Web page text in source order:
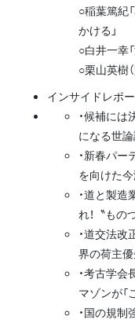
○稲葉篤紀
かける」
○白井一幸
○栗山英樹
インサイドレポ
・候補に
になる世
・新春パ
を向けた今
・道と製
れ！〝もの
・道交法
界の荷主優
・考古学
マゾンが「
・国の規